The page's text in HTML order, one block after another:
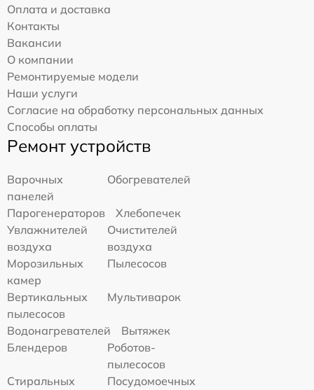
Оплата и доставка
Контакты
Вакансии
О компании
Ремонтируемые модели
Наши услуги
Согласие на обработку персональных данных
Способы оплаты
Ремонт устройств
Варочных
панелей
Обогревателей
Парогенераторов
Хлебопечек
Увлажнителей
воздуха
Очистителей
воздуха
Морозильных
камер
Пылесосов
Вертикальных
пылесосов
Мультиварок
Водонагревателей
Вытяжек
Блендеров
Роботов-
пылесосов
Стиральных
Посудомоечных